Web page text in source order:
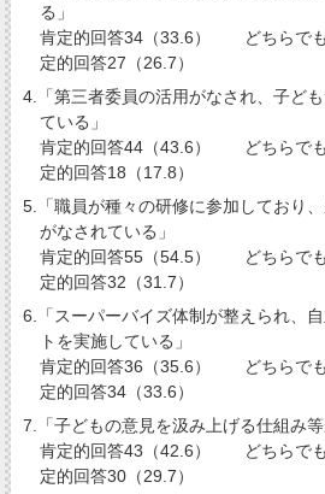
る」
肯定的回答34（33.6） どちら
定的回答27（26.7）
4.「第三者委員の活用がなされ、子ど
ている」
肯定的回答44（43.6） どちら
定的回答18（17.8）
5.「職員が種々の研修に参加しており
がなされている」
肯定的回答55（54.5） どちら
定的回答32（31.7）
6.「スーパーバイズ体制が整えられ、
トを実施している」
肯定的回答36（35.6） どちら
定的回答34（33.6）
7.「子どもの意見を汲み上げる仕組み等
肯定的回答43（42.6） どちら
定的回答30（29.7）